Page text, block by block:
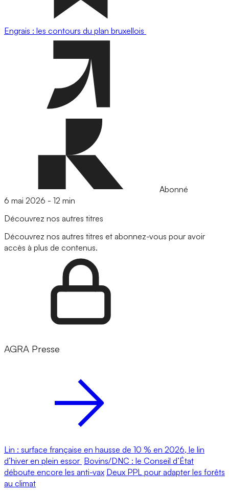
Engrais : les contours du plan bruxellois
Abonné
6 mai 2026 - 12 min
Découvrez nos autres titres
Découvrez nos autres titres et abonnez-vous pour avoir
accès à plus de contenus.
AGRA Presse
Lin : surface française en hausse de 10 % en 2026, le lin
d’hiver en plein essor Bovins/DNC : le Conseil d’État
déboute encore les anti-vax Deux PPL pour adapter les forêts
au climat